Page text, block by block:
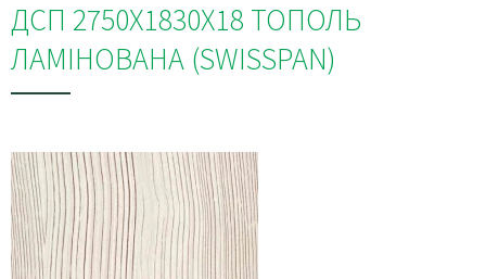
ДСП 2750Х1830Х18 ТОПОЛЬ
ЛАМІНОВАНА (SWISSPAN)